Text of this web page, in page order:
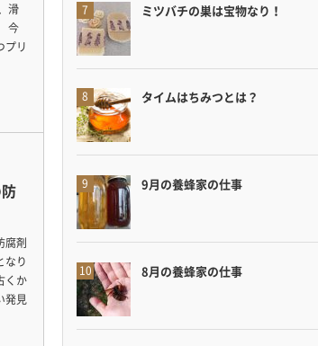
滑
今
プリ
腐剤
なり
くか
発見
ミツバチの巣は宝物なり！
タイムはちみつとは？
9月の養蜂家の仕事
8月の養蜂家の仕事